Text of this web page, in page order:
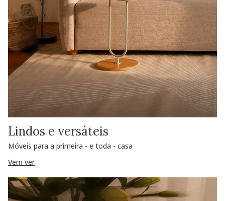
Lindos e versáteis
Móveis para a primeira - e toda - casa
Vem ver